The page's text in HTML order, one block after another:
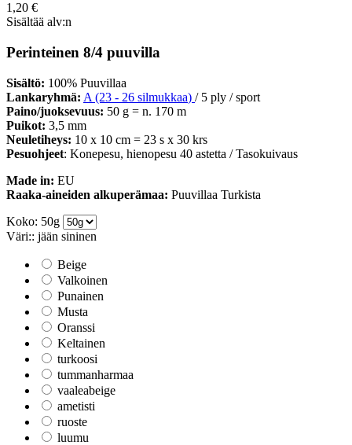
1,20 €
Sisältää alv:n
Perinteinen 8/4 puuvilla
Sisältö: 100% Puuvillaa
Lankaryhmä: A (23 - 26 silmukkaa) / 5 ply / sport
Paino/juoksevuus: 50 g = n. 170 m
Puikot: 3,5 mm
Neuletiheys: 10 x 10 cm = 23 s x 30 krs
Pesuohjeet: Konepesu, hienopesu 40 astetta / Tasokuivaus
Made in: EU
Raaka-aineiden alkuperämaa: Puuvillaa Turkista
Koko: 50g
Väri:: jään sininen
Beige
Valkoinen
Punainen
Musta
Oranssi
Keltainen
turkoosi
tummanharmaa
vaaleabeige
ametisti
ruoste
luumu